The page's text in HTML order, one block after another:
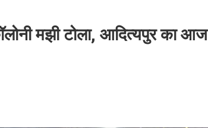
मझी टोला, आदित्यपुर का आज